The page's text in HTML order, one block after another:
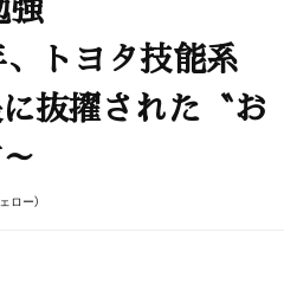
トヨタ技能系
抜擢された〝お
ロー）